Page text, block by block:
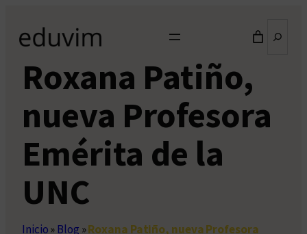
contenido
Roxana Patiño,
nueva Profesora
Emérita de la
UNC
Inicio» Blog »Roxana Patiño, nueva Profesora